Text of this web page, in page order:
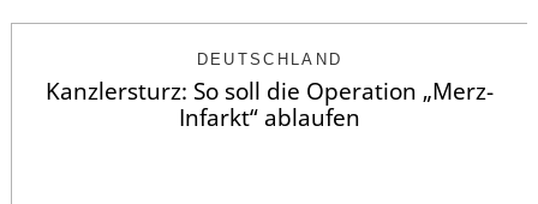
DEUTSCHLAND
Kanzlersturz: So soll die Operation „Merz-
Infarkt“ ablaufen